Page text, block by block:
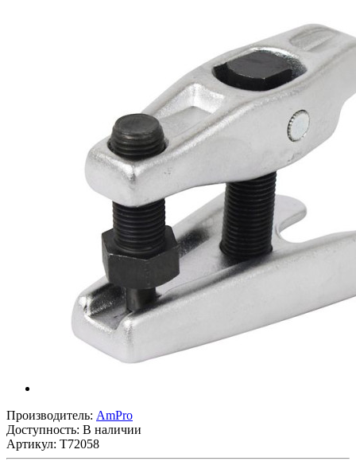
Производитель: AmPro
Доступность: В наличии
Артикул: T72058